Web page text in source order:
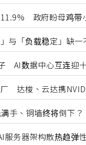
政府盼母鸡带
与「负载稳定」缺
AI数据中心互连迎
达梭、云达携
满手、铜墙终将倒
服务器架构散热趋